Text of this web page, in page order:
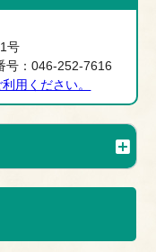
号
：046-252-7616
用ください。